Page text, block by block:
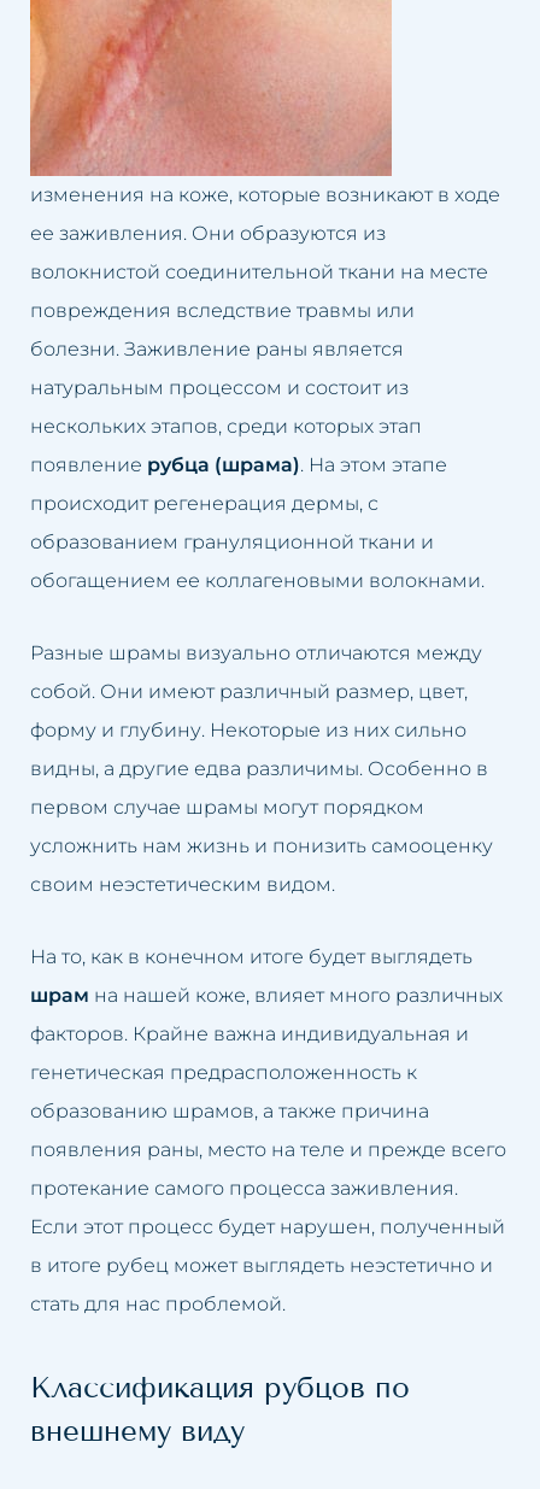
Долина слёз
Второй подбородок
Кривой нос
Люмбаго
Маленькие губы
Избыток волос
Избыток жировой ткани
Неудачный перманентный
макияж
Неудачная татуировка
Обвисшая грудь
Нависшие веки
Обвисшие щеки
Пятна на коже
Пигментные пятна после
загара
Гиперпигментация
Расширенные капилляры
Жирная кожа
Розовые угри
Потеря упругости кожи на
лице
Выпадение волос
Запавшее лицо
Лечение облысения
Лечение гипергидроза
Лечение розацеа
Лифтинг лица
Ликвидация второго
подбородка
Лечение люмбаго
Чистка лица
Омоложение груди
Подтяжка век
Увеличение губ
Подтяжка кожи лица
Удаление рубцов
Устранение целлюлита
Удаление перманентного
макияжа
Удаление солнечных пятен
Удаление пигментных пятен
Удаление пигментаций
Удаление растяжек
Удаление татуировки
Удаление жировой ткани
Удаление морщин
изменения на коже, которые возникают в ходе
ее заживления. Они образуются из
волокнистой соединительной ткани на месте
повреждения вследствие травмы или
болезни. Заживление раны является
натуральным процессом и состоит из
нескольких этапов, среди которых этап
появление рубца (шрама). На этом этапе
происходит регенерация дермы, с
образованием грануляционной ткани и
обогащением ее коллагеновыми волокнами.
Разные шрамы визуально отличаются между
собой. Они имеют различный размер, цвет,
форму и глубину. Некоторые из них сильно
видны, а другие едва различимы. Особенно в
первом случае шрамы могут порядком
усложнить нам жизнь и понизить самооценку
своим неэстетическим видом.
На то, как в конечном итоге будет выглядеть
шрам на нашей коже, влияет много различных
факторов. Крайне важна индивидуальная и
генетическая предрасположенность к
образованию шрамов, а также причина
появления раны, место на теле и прежде всего
протекание самого процесса заживления.
Если этот процесс будет нарушен, полученный
в итоге рубец может выглядеть неэстетично и
стать для нас проблемой.
Классификация рубцов по
внешнему виду